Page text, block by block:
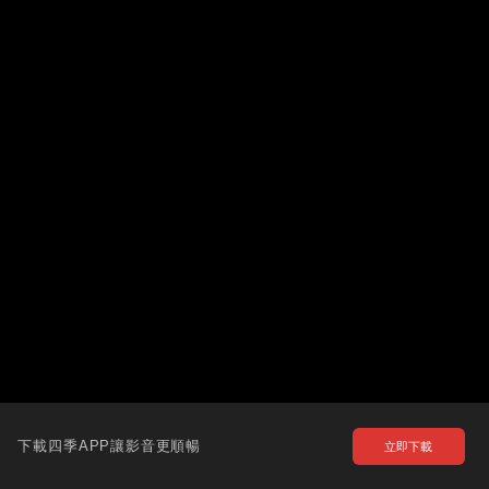
下載四季APP讓影音更順暢 立即下載